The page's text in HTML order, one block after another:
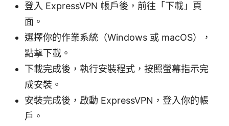
登入 ExpressVPN 帳戶後，前往「下載」頁
面。
選擇你的作業系統（Windows 或 macOS），
點擊下載。
下載完成後，執行安裝程式，按照螢幕指示完
成安裝。
安裝完成後，啟動 ExpressVPN，登入你的帳
戶。